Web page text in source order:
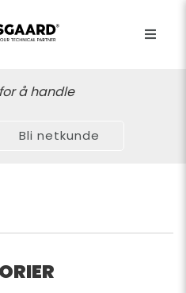
å handle
Bli netkunde